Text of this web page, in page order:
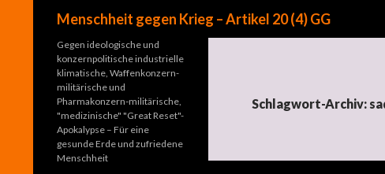
Menschheit gegen Krieg – Artikel 20 (4) GG
Schlagwort-Archiv:
Gegen ideologische und
konzernpolitische industrielle
klimatische, Waffenkonzern-
militärische und
Pharmakonzern-militärische,
"medizinische" "Great Reset"-
Apokalypse – Für eine
gesunde Erde und zufriedene
Menschheit